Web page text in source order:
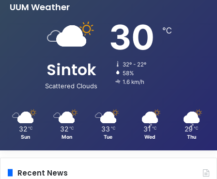
UUM Weather
Sintok
Scattered Clouds
30 ℃
32º - 22º
58%
1.6 km/h
32 ℃
Sun
32 ℃
Mon
33 ℃
Tue
31 ℃
Wed
29 ℃
Thu
Recent News